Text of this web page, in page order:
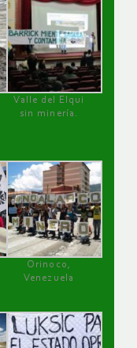
Valle del Elqui
sin minería.
Orinoco,
Venezuela